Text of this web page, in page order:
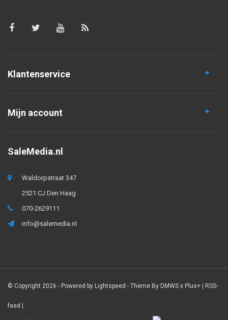
Klantenservice
Mijn account
SaleMedia.nl
Waldorpstraat 347
2521 CJ Den Haag
070-2629111
info@salemedia.nl
© Copyright 2026 - Powered by Lightspeed - Theme By DMWS x Plus+ | RSS-
feed |